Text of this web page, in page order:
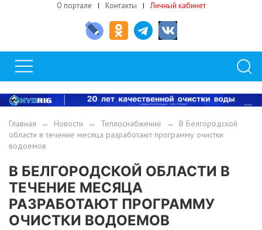
О портале Контакты Личный кабинет
Главная → Новости → Теплоснабжение → В Белгородской
области в течение месяца разработают программу очистки
водоемов
В БЕЛГОРОДСКОЙ ОБЛАСТИ В
ТЕЧЕНИЕ МЕСЯЦА
РАЗРАБОТАЮТ ПРОГРАММУ
ОЧИСТКИ ВОДОЕМОВ